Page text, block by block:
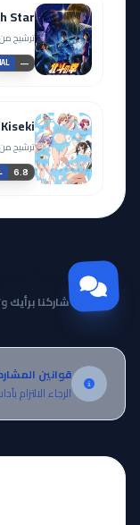
Star
ترشيح
—
ترشيح
6.8
مجتمع Otanyuu
شاركنا
قوانين
الرجاء الالتزام